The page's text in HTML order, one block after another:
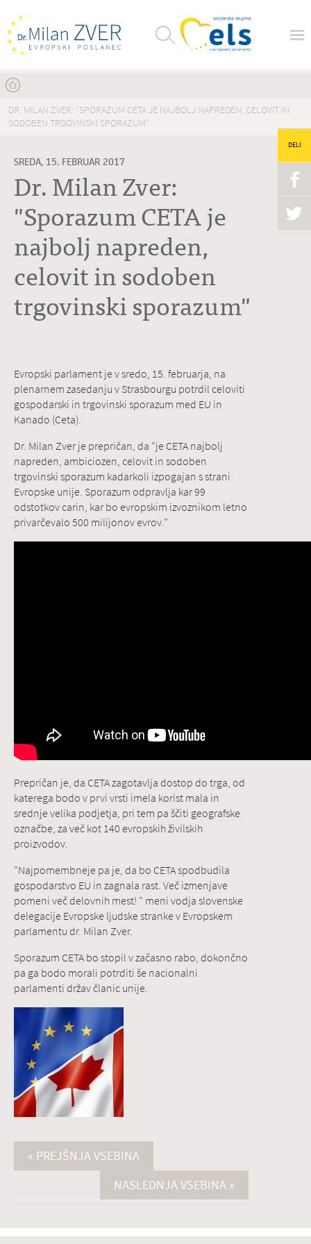
Nahajate se tukaj
DR. MILAN ZVER: "SPORAZUM CETA JE NAJBOLJ NAPREDEN, CELOVIT IN
SODOBEN TRGOVINSKI SPORAZUM"
SREDA, 15. FEBRUAR 2017
Dr. Milan Zver:
"Sporazum CETA je
najbolj napreden,
celovit in sodoben
trgovinski sporazum"
DELI
Evropski parlament je v sredo, 15. februarja, na
plenarnem zasedanju v Strasbourgu potrdil celoviti
gospodarski in trgovinski sporazum med EU in
Kanado (Ceta).
Dr. Milan Zver je prepričan, da "je CETA najbolj
napreden, ambiciozen, celovit in sodoben
trgovinski sporazum kadarkoli izpogajan s strani
Evropske unije. Sporazum odpravlja kar 99
odstotkov carin, kar bo evropskim izvoznikom letno
privarčevalo 500 milijonov evrov."
Prepričan je, da CETA zagotavlja dostop do trga, od
katerega bodo v prvi vrsti imela korist mala in
srednje velika podjetja, pri tem pa ščiti geografske
označbe, za več kot 140 evropskih živilskih
proizvodov.
"Najpomembneje pa je, da bo CETA spodbudila
gospodarstvo EU in zagnala rast. Več izmenjave
pomeni več delovnih mest! " meni vodja slovenske
delegacije Evropske ljudske stranke v Evropskem
parlamentu dr. Milan Zver.
Sporazum CETA bo stopil v začasno rabo, dokončno
pa ga bodo morali potrditi še nacionalni
parlamenti držav članic unije.
« PREJŠNJA VSEBINA
NASLEDNJA VSEBINA »